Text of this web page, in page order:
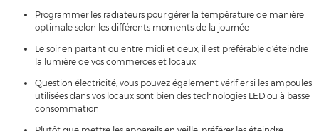
Programmer les radiateurs pour gérer la température de manière
optimale selon les différents moments de la journée
Le soir en partant ou entre midi et deux, il est préférable d’éteindre
la lumière de vos commerces et locaux
Question électricité, vous pouvez également vérifier si les ampoules
utilisées dans vos locaux sont bien des technologies LED ou à basse
consommation